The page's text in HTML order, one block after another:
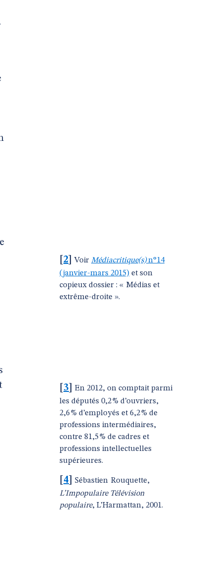
2 ]Voir Médiacritique(s)n°14
(janvier-mars 2015) et son
copieux dossier : « Médias et
extrême-droite ».
3
En 2012, on comptait parmi
les députés 0,2 % d’ouvriers,
2,6 % d’employés et 6,2 % de
professions intermédiaires,
contre 81,5 % de cadres et
professions intellectuelles
supérieures.
4
Sébastien Rouquette,
L’Impopulaire Télévision
populaire, L’Harmattan, 2001.